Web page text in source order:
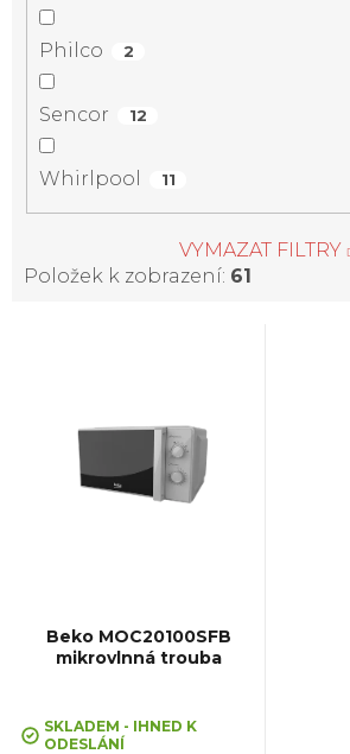
Philco 2
Sencor 12
Whirlpool 11
VYMAZAT FILTRY
Položek k zobrazení: 61
Beko MOC20100SFB
mikrovlnná trouba
SKLADEM - IHNED K
ODESLÁNÍ